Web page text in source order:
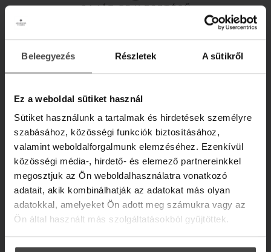
Beleegyezés Részletek A sütikről
Ez a weboldal sütiket használ
Sütiket használunk a tartalmak és hirdetések személyre
szabásához, közösségi funkciók biztosításához,
valamint weboldalforgalmunk elemzéséhez. Ezenkívül
közösségi média-, hirdető- és elemező partnereinkkel
megosztjuk az Ön weboldalhasználatra vonatkozó
adatait, akik kombinálhatják az adatokat más olyan
adatokkal, amelyeket Ön adott meg számukra vagy az
Ön által használt más szolgáltatásokból gyűjtöttek.